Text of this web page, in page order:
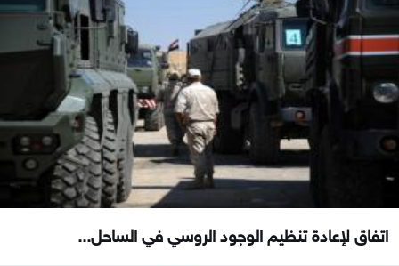
اتفاق لإعادة تنظيم الوجود الروسي في الساحل...